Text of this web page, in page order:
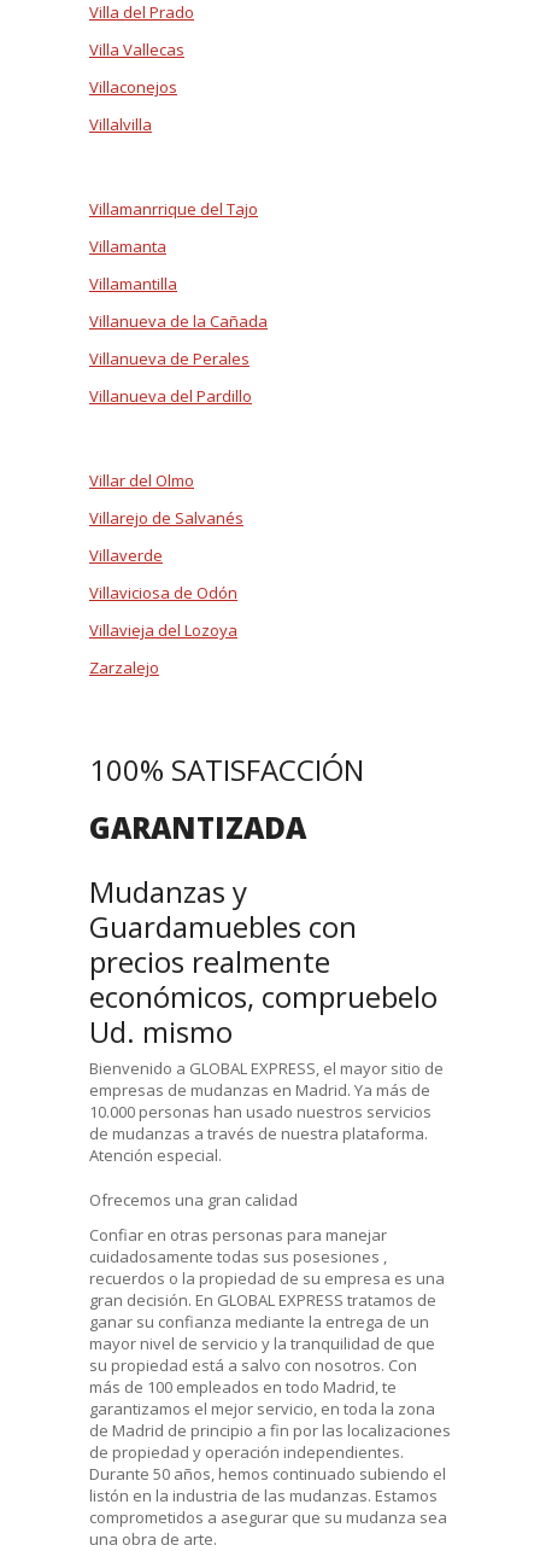
Villa del Prado
Villa Vallecas
Villaconejos
Villalvilla
Villamanrrique del Tajo
Villamanta
Villamantilla
Villanueva de la Cañada
Villanueva de Perales
Villanueva del Pardillo
Villar del Olmo
Villarejo de Salvanés
Villaverde
Villaviciosa de Odón
Villavieja del Lozoya
Zarzalejo
100% SATISFACCIÓN
GARANTIZADA
Mudanzas y
Guardamuebles con
precios realmente
económicos, compruebelo
Ud. mismo
Bienvenido a GLOBAL EXPRESS, el mayor sitio de
empresas de mudanzas en Madrid. Ya más de
10.000 personas han usado nuestros servicios
de mudanzas a través de nuestra plataforma.
Atención especial.
Ofrecemos una gran calidad
Confiar en otras personas para manejar
cuidadosamente todas sus posesiones ,
recuerdos o la propiedad de su empresa es una
gran decisión. En GLOBAL EXPRESS tratamos de
ganar su confianza mediante la entrega de un
mayor nivel de servicio y la tranquilidad de que
su propiedad está a salvo con nosotros. Con
más de 100 empleados en todo Madrid, te
garantizamos el mejor servicio, en toda la zona
de Madrid de principio a fin por las localizaciones
de propiedad y operación independientes.
Durante 50 años, hemos continuado subiendo el
listón en la industria de las mudanzas. Estamos
comprometidos a asegurar que su mudanza sea
una obra de arte.